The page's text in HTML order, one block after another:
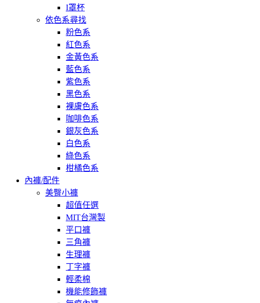
I罩杯
依色系尋找
粉色系
紅色系
金黃色系
藍色系
紫色系
黑色系
裸膚色系
咖啡色系
銀灰色系
白色系
綠色系
柑橘色系
內褲/配件
美臀小褲
超值任選
MIT台灣製
平口褲
三角褲
生理褲
丁字褲
輕柔棉
機能修飾褲